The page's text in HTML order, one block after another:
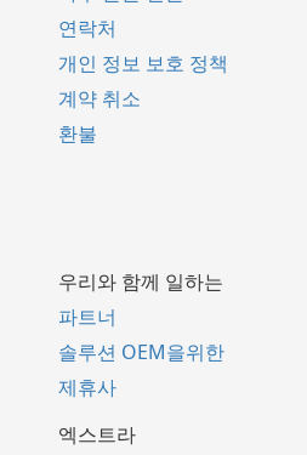
연락처
개인 정보 보호 정책
계약 취소
환불
우리와 함께 일하는
파트너
솔루션 OEM을위한
제휴사
엑스트라